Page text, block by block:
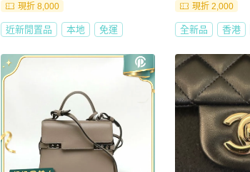
現折 8,000
近新閒置品 本地 免運
現折 2,000
全新品 香港